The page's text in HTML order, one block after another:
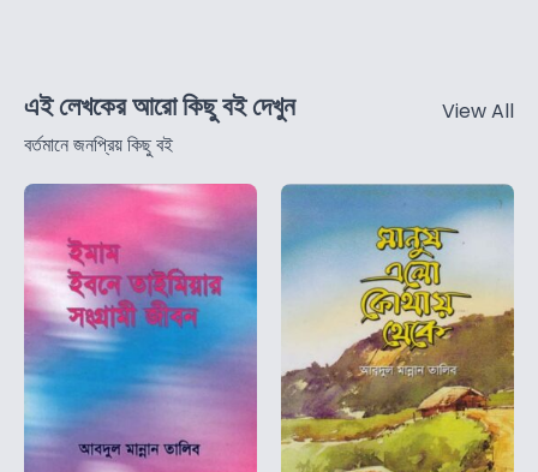
এই লেখকের আরো কিছু বই দেখুন
বর্তমানে জনপ্রিয় কিছু বই
View All